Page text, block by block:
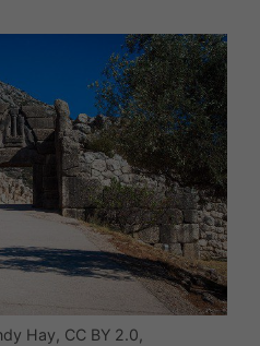
Hay, CC BY 2.0,